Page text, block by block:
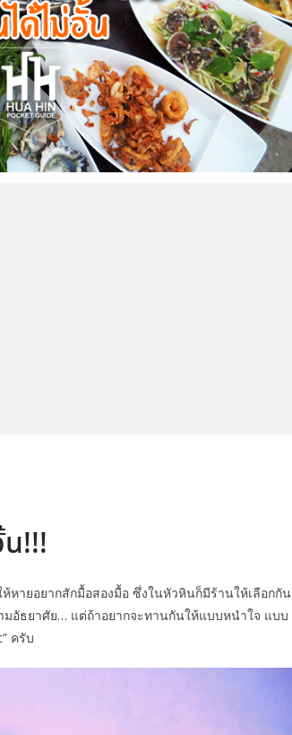
!!!
ายอยากสักมื้อสองมื้อ ซึ่งในหัวหินก็มีร้านให้เลือกกัน
มอัธยาศัย… แต่ถ้าอยากจะทานกันให้แบบหนำใจ แบบ
ครับ